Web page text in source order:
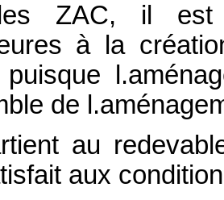
ZAC, il est
à la
puisque
de
au
aux